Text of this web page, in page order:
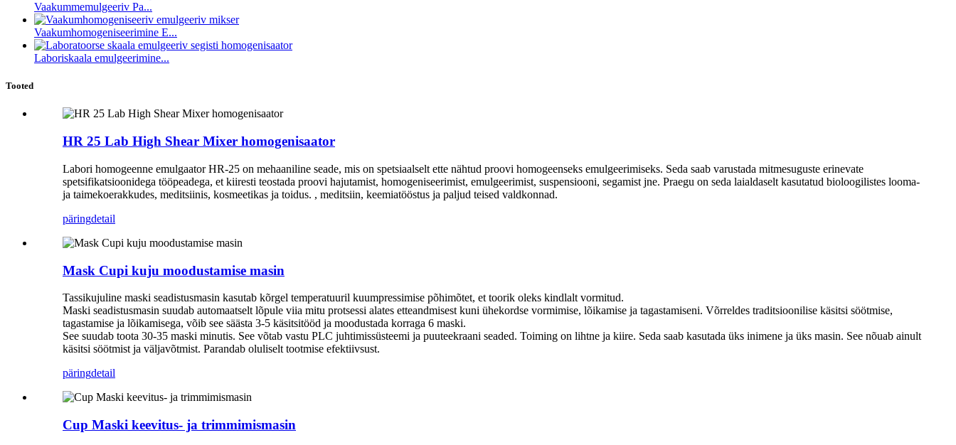
Vaakummemulgeeriv Pa...
Vaakumhomogeniseerimine E...
Laboriskaala emulgeerimine...
Tooted
HR 25 Lab High Shear Mixer homogenisaator
Labori homogeenne emulgaator HR-25 on mehaaniline seade, mis on spetsiaalselt ette nähtud proovi homogeenseks emulgeerimiseks. Seda saab varustada mitmesuguste erinevate
spetsifikatsioonidega tööpeadega, et kiiresti teostada proovi hajutamist, homogeniseerimist, emulgeerimist, suspensiooni, segamist jne. Praegu on seda laialdaselt kasutatud bioloogilistes looma-
ja taimekoerakkudes, meditsiinis, kosmeetikas ja toidus. , meditsiin, keemiatööstus ja paljud teised valdkonnad.
päringdetail
Mask Cupi kuju moodustamise masin
Tassikujuline maski seadistusmasin kasutab kõrgel temperatuuril kuumpressimise põhimõtet, et toorik oleks kindlalt vormitud.
Maski seadistusmasin suudab automaatselt lõpule viia mitu protsessi alates etteandmisest kuni ühekordse vormimise, lõikamise ja tagastamiseni. Võrreldes traditsioonilise käsitsi söötmise,
tagastamise ja lõikamisega, võib see säästa 3-5 käsitsitööd ja moodustada korraga 6 maski.
See suudab toota 30-35 maski minutis. See võtab vastu PLC juhtimissüsteemi ja puuteekraani seaded. Toiming on lihtne ja kiire. Seda saab kasutada üks inimene ja üks masin. See nõuab ainult
käsitsi söötmist ja väljavõtmist. Parandab oluliselt tootmise efektiivsust.
päringdetail
Cup Maski keevitus- ja trimmimismasin